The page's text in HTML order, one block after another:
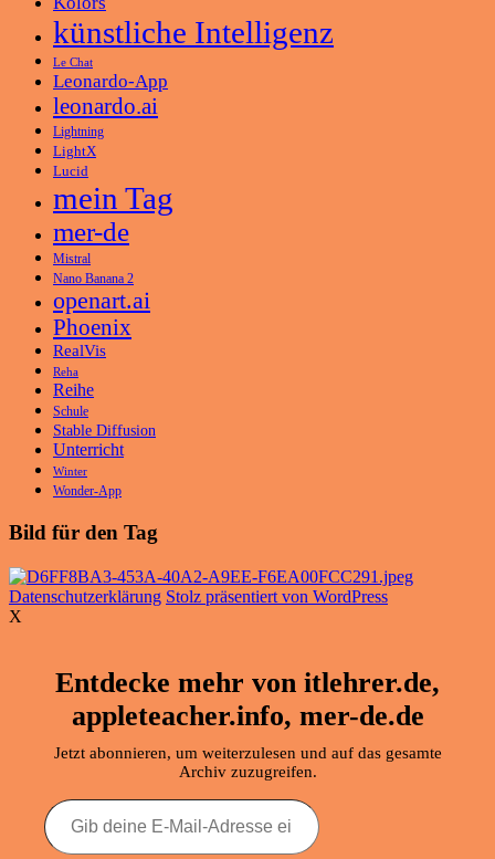
künstliche Intelligenz
Le Chat
Leonardo-App
leonardo.ai
Lightning
LightX
Lucid
mein Tag
mer-de
Mistral
Nano Banana 2
openart.ai
Phoenix
RealVis
Reha
Reihe
Schule
Stable Diffusion
Unterricht
Winter
Wonder-App
Bild für den Tag
Datenschutzerklärung Stolz präsentiert von WordPress
X
Entdecke mehr von itlehrer.de,
appleteacher.info, mer-de.de
Jetzt abonnieren, um weiterzulesen und auf das gesamte
Archiv zuzugreifen.
Gib
deine
E-